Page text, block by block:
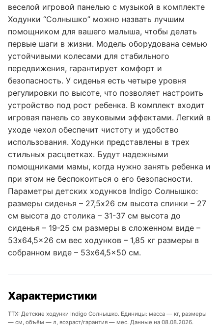
веселой игровой панелью с музыкой в комплекте
Ходунки “Солнышко” можно назвать лучшим
помощником для вашего малыша, чтобы делать
первые шаги в жизни. Модель оборудована семью
устойчивыми колесами для стабильного
передвижения, гарантирует комфорт и
безопасность. У сиденья есть четыре уровня
регулировки по высоте, что позволяет настроить
устройство под рост ребенка. В комплект входит
игровая панель со звуковыми эффектами. Легкий в
уходе чехол обеспечит чистоту и удобство
использования. Ходунки представлены в трех
стильных расцветках. Будут надежными
помощниками мамы, когда нужно занять ребенка и
при этом не беспокоиться о его безопасности.
Параметры детских ходунков Indigo Солнышко:
размеры сиденья – 27,5x26 см высота спинки – 27
см высота до столика – 31-37 см высота до
сиденья – 19-25 см размеры в сложенном виде –
53x64,5x26 см вес ходунков – 1,85 кг размеры в
собранном виде – 53x64,5x50 см.
Характеристики
ТТХ: Детские ходунки Indigo Солнышко. Единицы: масса — кг, размеры
— см, объём — л, возраст/гарантия — мес. Данные на 08.08.2026.